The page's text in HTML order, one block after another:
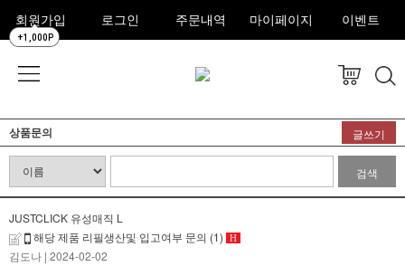
회원가입
+1,000P
로그인 주문내역 마이페이지 이벤트
상품문의 글쓰기
검색
JUSTCLICK 유성매직 L
해당 제품 리필생산및 입고여부 문의 (1) H
김도나 | 2024-02-02